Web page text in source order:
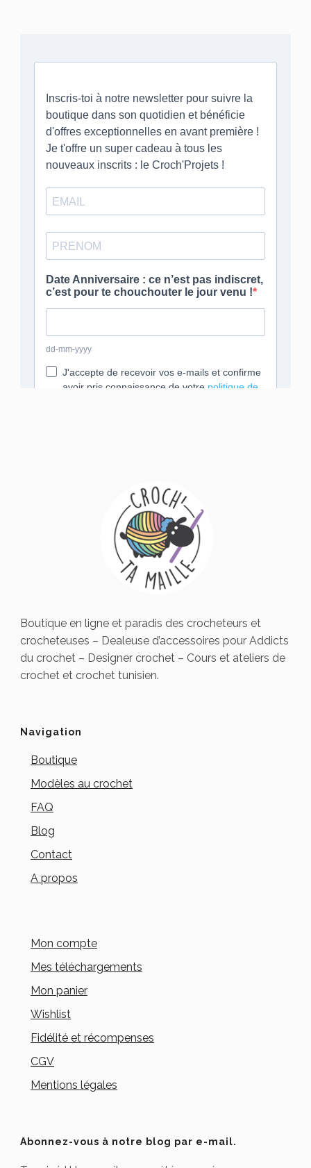
Boutique en ligne et paradis des crocheteurs et
crocheteuses – Dealeuse d’accessoires pour Addicts
du crochet – Designer crochet – Cours et ateliers de
crochet et crochet tunisien.
Navigation
Boutique
Modèles au crochet
FAQ
Blog
Contact
A propos
Mon compte
Mes téléchargements
Mon panier
Wishlist
Fidélité et récompenses
CGV
Mentions légales
Abonnez-vous à notre blog par e-mail.